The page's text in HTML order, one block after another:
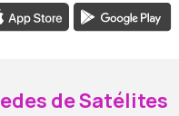
de Satélites